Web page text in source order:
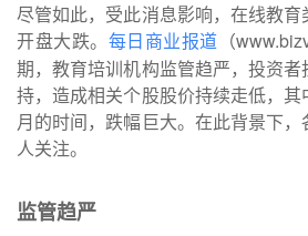
尽管如此，受此消息影响，在线教
开盘大跌。
每日商业报道
（
期，教育培训机构监管趋严，投资
持，造成相关个股股价持续走低，
月的时间，跌幅巨大。在此背景下
人关注。
监管趋严